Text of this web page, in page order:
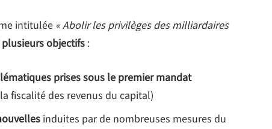
intitulée « Abolir les privilèges des milliardaires
objectifs :
prises sous le premier mandat
la fiscalité des revenus du capital)
induites par de nombreuses mesures du